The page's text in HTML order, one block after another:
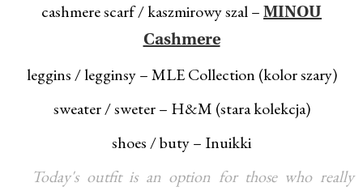
cashmere scarf / kaszmirowy szal – MINOU
Cashmere
leggins / legginsy – MLE Collection (kolor szary)
sweater / sweter – H&M (stara kolekcja)
shoes / buty – Inuikki
Today's outfit is an option for those who really